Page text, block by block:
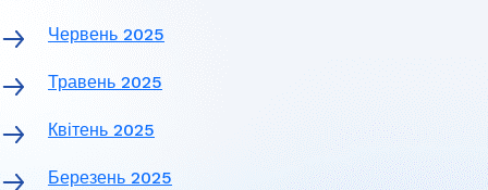
Червень 2025
Травень 2025
Квітень 2025
Березень 2025